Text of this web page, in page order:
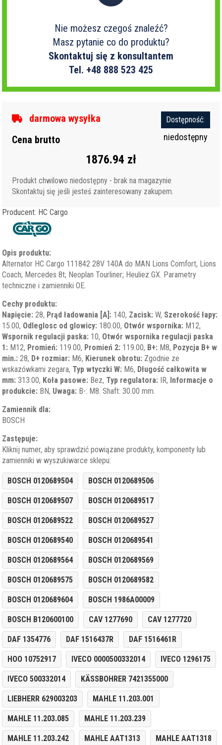
Nie możesz czegoś znaleźć?
Masz pytanie co do produktu?
Skontaktuj się z konsultantem
Tel. +48 888 523 425
Dostępność:
niedostępny
darmowa wysyłka
Cena brutto
1876.94 zł
Produkt chwilowo niedostępny - brak na magazynie
Skontaktuj się jeśli jesteś zainteresowany zakupem.
Producent: HC Cargo
Opis produktu:
Alternator HC Cargo 111842 28V 140A do MAN Lions Comfort, Lions
Coach; Mercedes 8t; Neoplan Tourliner; Heuliez GX. Parametry
techniczne i zamienniki OE.
Cechy produktu:
Napięcie: 28, Prąd ładowania [A]: 140, Zacisk: W, Szerokość łapy:
15.00, Odleglosc od glowicy: 180.00, Otwór wspornika: M12,
Wspornik regulacji paska: 10, Otwór wspornika regulacji paska
1: M12, Promień: 119.00, Promień 2: 119.00, B+: M8, Pozycja B+ w
min.: 28, D+ rozmiar: M6, Kierunek obrotu: Zgodnie ze
wskazówkami zegara, Typ wtyczki W: M6, Długość całkowita w
mm: 313.00, Koła pasowe: Bez, Typ regulatora: IR, Informacje o
produkcie: BN, Uwaga: B-: M8. Shaft: 30.00 mm.
Zamiennik dla:
BOSCH
Zastępuje:
Kliknij numer, aby sprawdzić powiązane produkty, komponenty lub
zamienniki w wyszukiwarce sklepu:
BOSCH 0120689504 BOSCH 0120689506
BOSCH 0120689507 BOSCH 0120689517
BOSCH 0120689522 BOSCH 0120689527
BOSCH 0120689540 BOSCH 0120689541
BOSCH 0120689564 BOSCH 0120689569
BOSCH 0120689575 BOSCH 0120689582
BOSCH 0120689604 BOSCH 1986A00009
BOSCH B120600100 CAV 1277690 CAV 1277720
DAF 1354776 DAF 1516437R DAF 1516461R
HOO 10752917 IVECO 0000500332014 IVECO 1296175
IVECO 500332014 KÄSSBOHRER 7421355000
LIEBHERR 629003203 MAHLE 11.203.001
MAHLE 11.203.085 MAHLE 11.203.239
MAHLE 11.203.242 MAHLE AAT1313 MAHLE AAT1318